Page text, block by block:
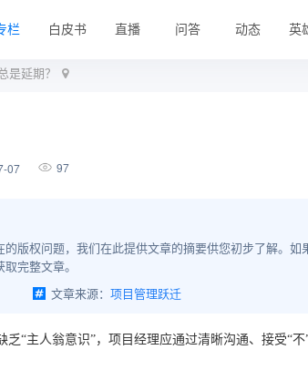
栏 白皮书 直播 问答 动态 英
是延期？
07 97
版权问题，我们在此提供文章的摘要供您初步了解。如
完整文章。
文章来源： 项目管理跃迁
“主人翁意识”，项目经理应通过清晰沟通、接受“